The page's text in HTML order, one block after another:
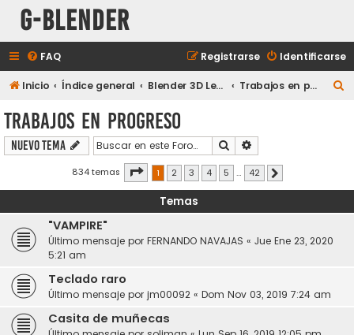
G-Blender
FAQ Identificarse
Registrarse
Inicio Índice general Blender 3D Legacy Trabajos en progreso
r
Trabajos en progreso
Nuevo Tema Buscar
834 temas Página de 42
1 2 3 4 5 … 42
Temas
"VAMPIRE"
Último mensaje por FERNANDO NAVAJAS « Jue Ene 23, 2020
5:21 am
Teclado raro
Último mensaje por jm00092 « Dom Nov 03, 2019 7:24 am
Casita de muñecas